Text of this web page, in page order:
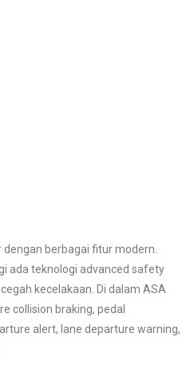
berbagai fitur modern.
ada teknologi advanced safety
kecelakaan. Di dalam ASA
collision braking, pedal
alert, lane departure warning,